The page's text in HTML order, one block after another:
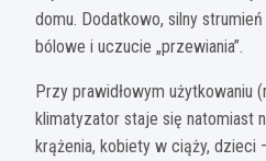
domu. Dodatkowo, silny
bólowe i uczucie „przewiania”.
Przy prawidłowym użytkowaniu
klimatyzator staje się natomiast
krążenia, kobiety w ciąży, dzieci